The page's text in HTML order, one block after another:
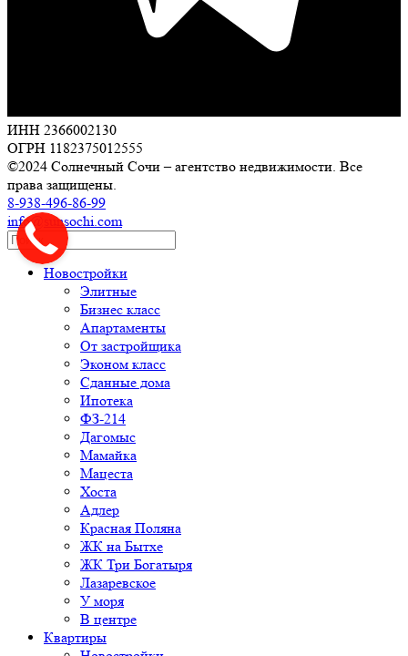
ИНН 2366002130
ОГРН 1182375012555
©2024 Солнечный Сочи – агентство недвижимости. Все
права защищены.
8-938-496-86-99
info@sunsochi.com
Новостройки
Элитные
Бизнес класс
Апартаменты
От застройщика
Эконом класс
Сданные дома
Ипотека
ФЗ-214
Дагомыс
Мамайка
Мацеста
Хоста
Адлер
Красная Поляна
ЖК на Бытхе
ЖК Три Богатыря
Лазаревское
У моря
В центре
Квартиры